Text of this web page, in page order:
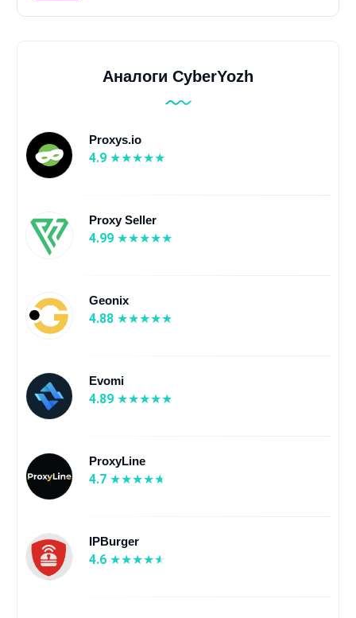
Аналоги CyberYozh
Proxys.io
4.9
Proxy Seller
4.99
Geonix
4.88
Evomi
4.89
ProxyLine
4.7
IPBurger
4.6